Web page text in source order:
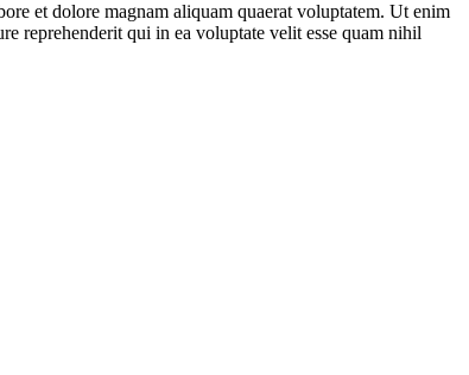
et dolore magnam aliquam quaerat voluptatem. Ut enim
reprehenderit qui in ea voluptate velit esse quam nihil